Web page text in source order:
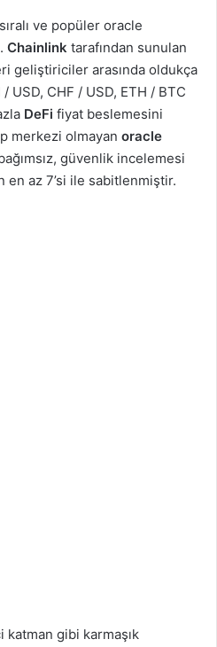
ve popüler oracle
Chainlink tarafından sunulan
geliştiriciler arasında oldukça
USD, CHF / USD, ETH / BTC
DeFi fiyat beslemesini
merkezi olmayan oracle
güvenlik incelemesi
az 7’si ile sabitlenmiştir.
katman gibi karmaşık